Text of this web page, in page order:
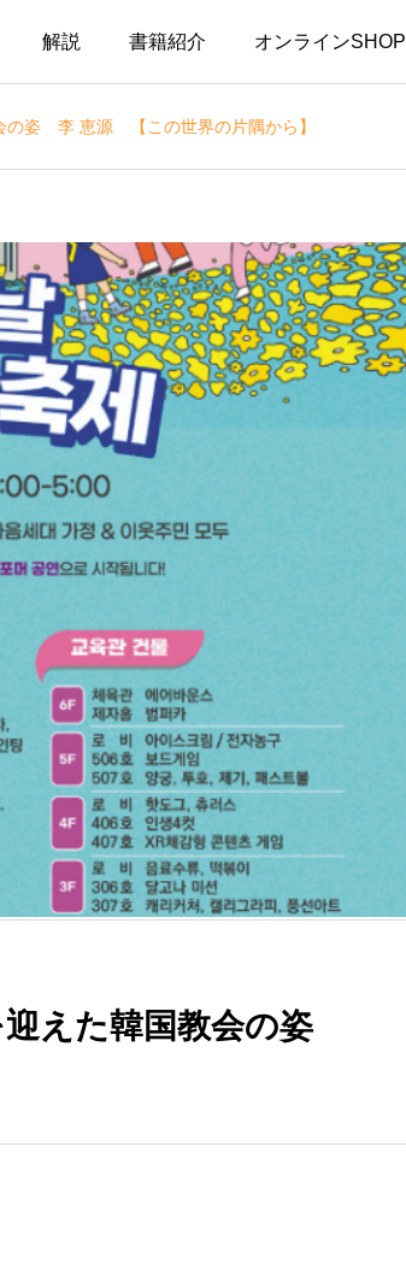
解説 書籍紹介 オンラインSHOP
の姿 李 恵源 【この世界の片隅から】
迎えた韓国教会の姿